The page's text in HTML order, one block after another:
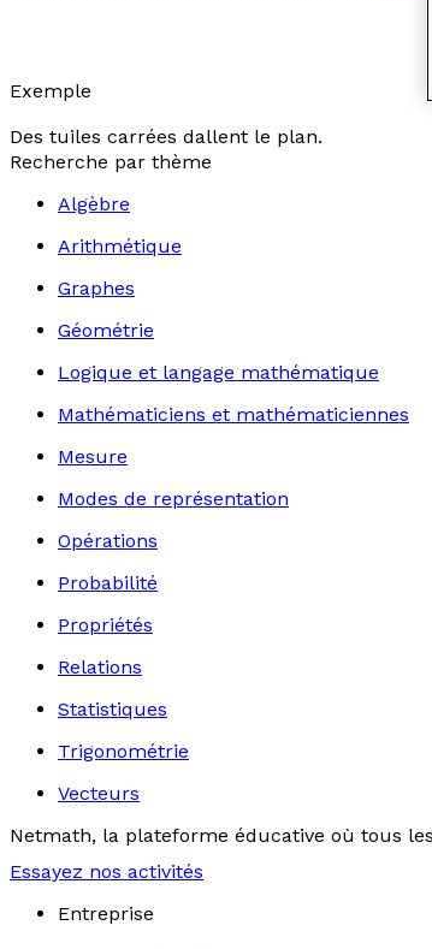
Exemple
Des tuiles carrées dallent le plan.
Recherche par thème
Algèbre
Arithmétique
Graphes
Géométrie
Logique et langage mathématique
Mathématiciens et mathématiciennes
Mesure
Modes de représentation
Opérations
Probabilité
Propriétés
Relations
Statistiques
Trigonométrie
Vecteurs
Netmath, la plateforme éducative où tous
Essayez nos activités
Entreprise